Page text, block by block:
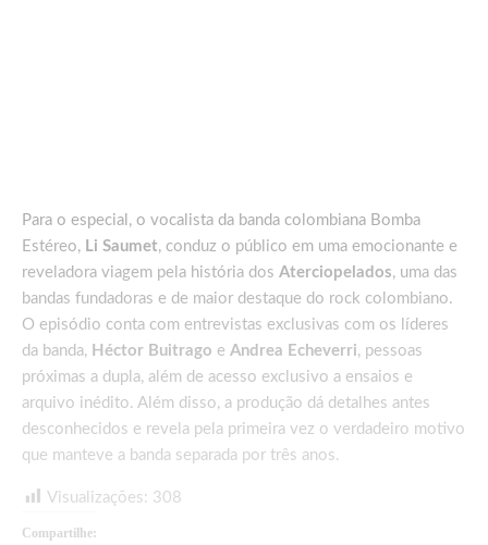
Para o especial, o vocalista da banda colombiana Bomba
Estéreo, Li Saumet, conduz o público em uma emocionante e
reveladora viagem pela história dos Aterciopelados, uma das
bandas fundadoras e de maior destaque do rock colombiano.
O episódio conta com entrevistas exclusivas com os líderes
da banda, Héctor Buitrago e Andrea Echeverri, pessoas
próximas a dupla, além de acesso exclusivo a ensaios e
arquivo inédito. Além disso, a produção dá detalhes antes
desconhecidos e revela pela primeira vez o verdadeiro motivo
que manteve a banda separada por três anos.
Visualizações: 308
Compartilhe: